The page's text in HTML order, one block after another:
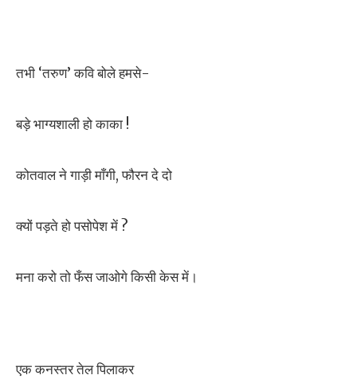
तभी ‘तरुण’ कवि बोले हमसे-
बड़े भाग्यशाली हो काका !
कोतवाल ने गाड़ी माँगी, फौरन दे दो
क्यों पड़ते हो पसोपेश में ?
मना करो तो फँस जाओगे किसी केस में।
एक कनस्तर तेल पिलाकर